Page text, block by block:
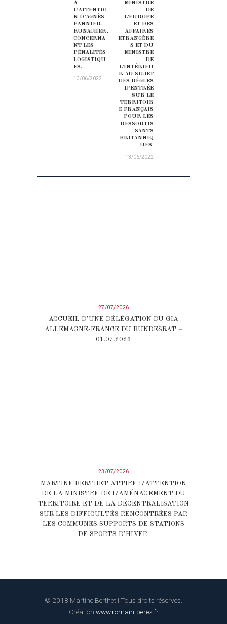
À
L’ATTENTIO
N D’AGNÈS
PANNIER-
RUNACHER,
CONCERNA
NT LES
PÉNALITÉS
LOGISTIQU
ES.
13/06/2022
MINISTRE
DE
L’EUROPE
ET DES
AFFAIRES
ETRANGÈRE
S ET DU
MINISTRE
DE
L’INTÉRIEU
R AU SUJET
DES RÈGLES
D’ENTRÉE
SUR LE
TERRITOIR
E FRANÇAIS
POUR LES
RESSORTIS
SANTS
BRITANNIQ
UES.
13/06/2022
27/07/2026
ACCUEIL D’UNE DÉLÉGATION DU GIA
ALLEMAGNE-FRANCE DU BUNDESRAT –
01.07.2026
23/07/2026
MARTINE BERTHET ATTIRE L’ATTENTION
DE LA MINISTRE DE L’AMÉNAGEMENT DU
TERRITOIRE ET DE LA DÉCENTRALISATION
SUR LES DIFFICULTÉS RENCONTRÉES PAR
LES COMMUNES SUPPORTS DE STATIONS
DE SPORTS D’HIVER.
© 2018 Martine Berthet l Tous droits réservés.
Création www.romain-perez.fr